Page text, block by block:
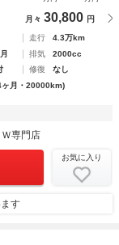
月々 30,800 円
走行
4.3万km
排気
2000cc
修復
なし
ヶ月・20000km)
専門店
お気に入り
す